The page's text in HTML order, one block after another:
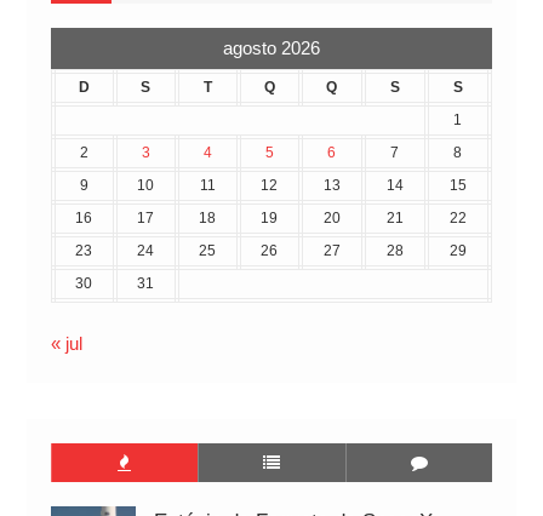
agosto 2026
D S T Q Q S
S
1
2
3 4 5 6 7
8
9
10 11 12 13 14
15
16
17 18 19 20 21
22
23
24 25 26 27 28
29
30
31
« jul